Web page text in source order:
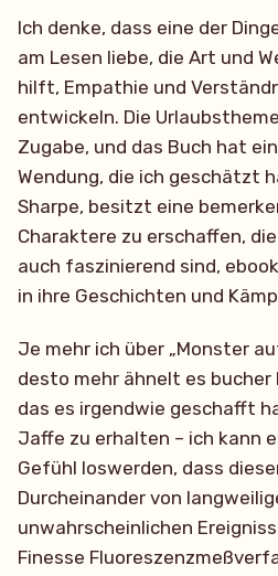
Ich denke, dass eine der
am Lesen liebe, die Art und
hilft, Empathie und
entwickeln. Die
Zugabe, und das Buch hat
Wendung, die ich geschätzt
Sharpe, besitzt eine
Charaktere zu erschaffen,
auch faszinierend sind,
in ihre Geschichten und
Je mehr ich über „Monster
desto mehr ähnelt es bucher
das es irgendwie geschafft
Jaffe zu erhalten – ich kann
Gefühl loswerden, dass
Durcheinander von
unwahrscheinlichen
Finesse